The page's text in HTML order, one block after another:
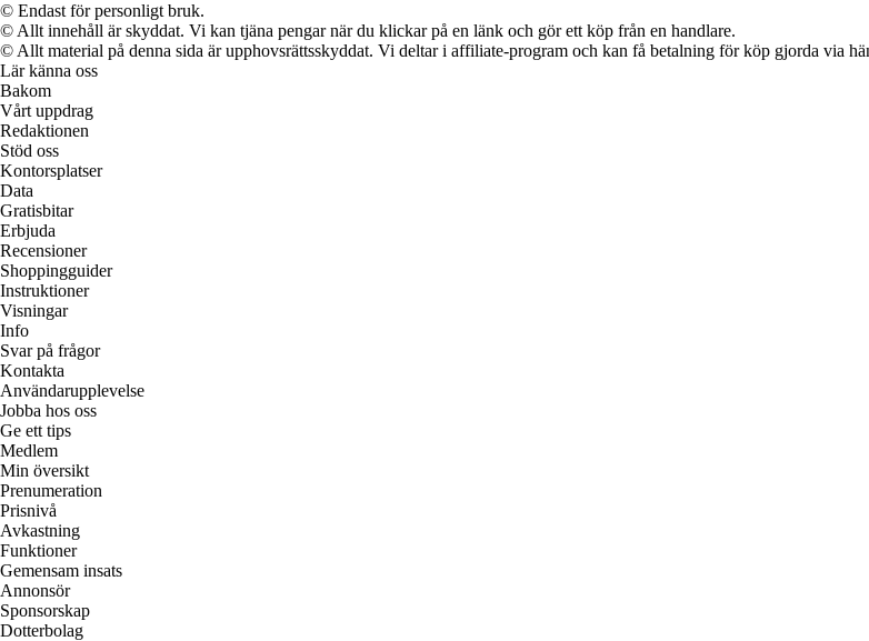
© Endast för personligt bruk.
© Allt innehåll är skyddat. Vi kan tjäna pengar när du klickar på en länk och gör ett köp från en handlare.
© Allt material på denna sida är upphovsrättsskyddat. Vi deltar i affiliate-program och kan få betalning för köp gjorda via
Lär känna oss
Bakom
Vårt uppdrag
Redaktionen
Stöd oss
Kontorsplatser
Data
Gratisbitar
Erbjuda
Recensioner
Shoppingguider
Instruktioner
Visningar
Info
Svar på frågor
Kontakta
Användarupplevelse
Jobba hos oss
Ge ett tips
Medlem
Min översikt
Prenumeration
Prisnivå
Avkastning
Funktioner
Gemensam insats
Annonsör
Sponsorskap
Dotterbolag